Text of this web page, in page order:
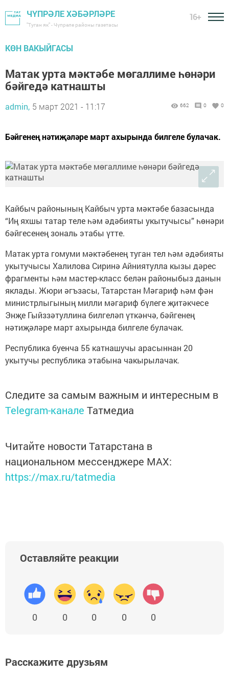
ЧҮПРӘЛЕ ХӘБӘРЛӘРЕ
"Туган як" - Чүпрәле районы газетасы
16+
КӨН ВАКЫЙГАСЫ
Матак урта мәктәбе мөгаллиме һөнәри
бәйгедә катнашты
admin, 5 март 2021 - 11:17 662 0 0
Бәйгенең нәтиҗәләре март ахырында билгеле булачак.
Кайбыч районының Кайбыч урта мәктәбе базасында
“Иң яхшы татар теле һәм әдәбияты укытучысы” һөнәри
бәйгесенең зональ этабы үтте.
Матак урта гомуми мәктәбенең туган тел һәм әдәбияты
укытучысы Халилова Сиринә Айниятулла кызы дәрес
фрагменты һәм мастер-класс белән районыбыз данын
яклады. Жюри әгъзасы, Татарстан Мәгариф һәм фән
министрлыгының милли мәгариф бүлеге җитәкчесе
Энҗе Гыйззәтуллина билгеләп үткәнчә, бәйгенең
нәтиҗәләре март ахырында билгеле булачак.
Республика буенча 55 катнашучы арасыннан 20
укытучы республика этабына чакырылачак.
Следите за самым важным и интересным в
Telegram-канале Татмедиа
Читайте новости Татарстана в
национальном мессенджере MАХ:
https://max.ru/tatmedia
Оставляйте реакции
0 0 0 0 0
Расскажите друзьям